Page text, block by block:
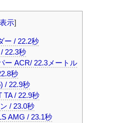
示]
ー / 22.2秒
22.3秒
ー ACR/ 22.3メートル
秒
/ 22.9秒
TA / 22.9秒
/ 23.0秒
AMG / 23.1秒